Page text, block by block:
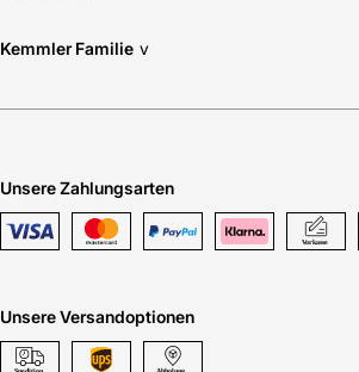
Kemmler Familie v
Unsere Zahlungsarten
Unsere Versandoptionen